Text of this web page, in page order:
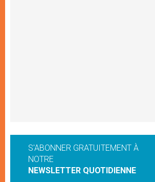
S'ABONNER GRATUITEMENT À
NOTRE
NEWSLETTER QUOTIDIENNE